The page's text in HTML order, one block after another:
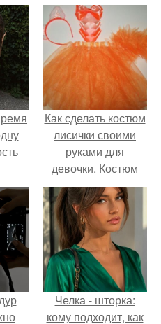
Как сделать костюм
лисички своими
руками для
девочки. Костюм
лисы своими
руками — идеи и
варианта, как
сделать ребенку
костюм в домашних
условиях (фото и
видео)
Челка - шторка:
кому подходит, как